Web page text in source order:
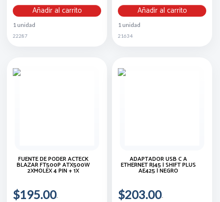
Añadir al carrito
1 unidad
22287
Añadir al carrito
1 unidad
21634
FUENTE DE PODER ACTECK
BLAZAR FT500P ATX500W
2XMOLEX 4 PIN + 1X
$195.00
ADAPTADOR USB C A
ETHERNET RJ45 | SHIFT PLUS
AE425 | NEGRO
$203.00